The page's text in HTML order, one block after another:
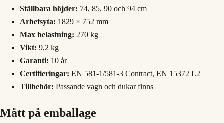
Ställbara höjder: 74, 85, 90 och 94 cm
Arbetsyta: 1829 × 752 mm
Max belastning: 270 kg
Vikt: 9,2 kg
Garanti: 10 år
Certifieringar: EN 581-1/581-3 Contract, EN 15372 L2
Tillbehör: Passande vagn och dukar finns
Mått på emballage